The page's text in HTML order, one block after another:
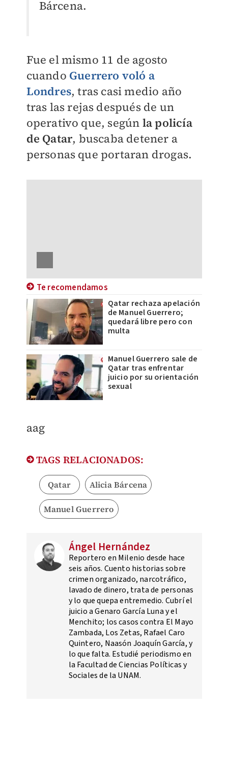
Bárcena.
Fue el mismo 11 de agosto
cuando Guerrero voló a
Londres, tras casi medio año
tras las rejas después de un
operativo que, según la policía
de Qatar, buscaba detener a
personas que portaran drogas.
Te recomendamos
Qatar rechaza apelación
de Manuel Guerrero;
quedará libre pero con
multa
Manuel Guerrero sale de
Qatar tras enfrentar
juicio por su orientación
sexual
aag​
TAGS RELACIONADOS:
Qatar Alicia Bárcena
Manuel Guerrero
Ángel Hernández
Reportero en Milenio desde hace
seis años. Cuento historias sobre
crimen organizado, narcotráfico,
lavado de dinero, trata de personas
y lo que quepa entremedio. Cubrí el
juicio a Genaro García Luna y el
Menchito; los casos contra El Mayo
Zambada, Los Zetas, Rafael Caro
Quintero, Naasón Joaquín García, y
lo que falta. Estudié periodismo en
la Facultad de Ciencias Políticas y
Sociales de la UNAM.